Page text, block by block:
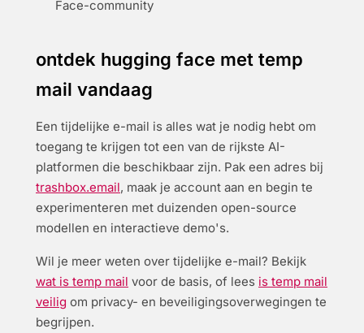
Face-community
ontdek hugging face met temp
mail vandaag
Een tijdelijke e-mail is alles wat je nodig hebt om
toegang te krijgen tot een van de rijkste AI-
platformen die beschikbaar zijn. Pak een adres bij
trashbox.email, maak je account aan en begin te
experimenteren met duizenden open-source
modellen en interactieve demo's.
Wil je meer weten over tijdelijke e-mail? Bekijk
wat is temp mail voor de basis, of lees is temp mail
veilig om privacy- en beveiligingsoverwegingen te
begrijpen.